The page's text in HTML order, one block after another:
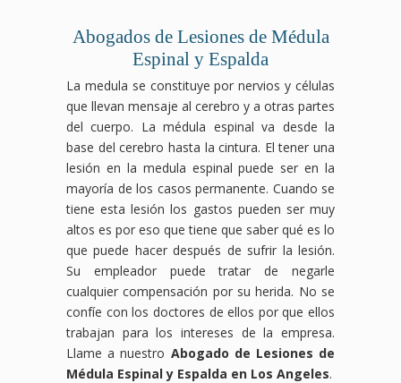
Abogados de Lesiones de Médula
Espinal y Espalda
La medula se constituye por nervios y células
que llevan mensaje al cerebro y a otras partes
del cuerpo. La médula espinal va desde la
base del cerebro hasta la cintura. El tener una
lesión en la medula espinal puede ser en la
mayoría de los casos permanente. Cuando se
tiene esta lesión los gastos pueden ser muy
altos es por eso que tiene que saber qué es lo
que puede hacer después de sufrir la lesión.
Su empleador puede tratar de negarle
cualquier compensación por su herida. No se
confíe con los doctores de ellos por que ellos
trabajan para los intereses de la empresa.
Llame a nuestro Abogado de Lesiones de
Médula Espinal y Espalda en Los Angeles.